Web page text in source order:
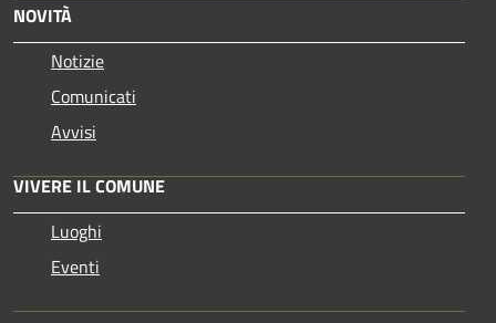
NOVITÀ
Notizie
Comunicati
Avvisi
VIVERE IL COMUNE
Luoghi
Eventi